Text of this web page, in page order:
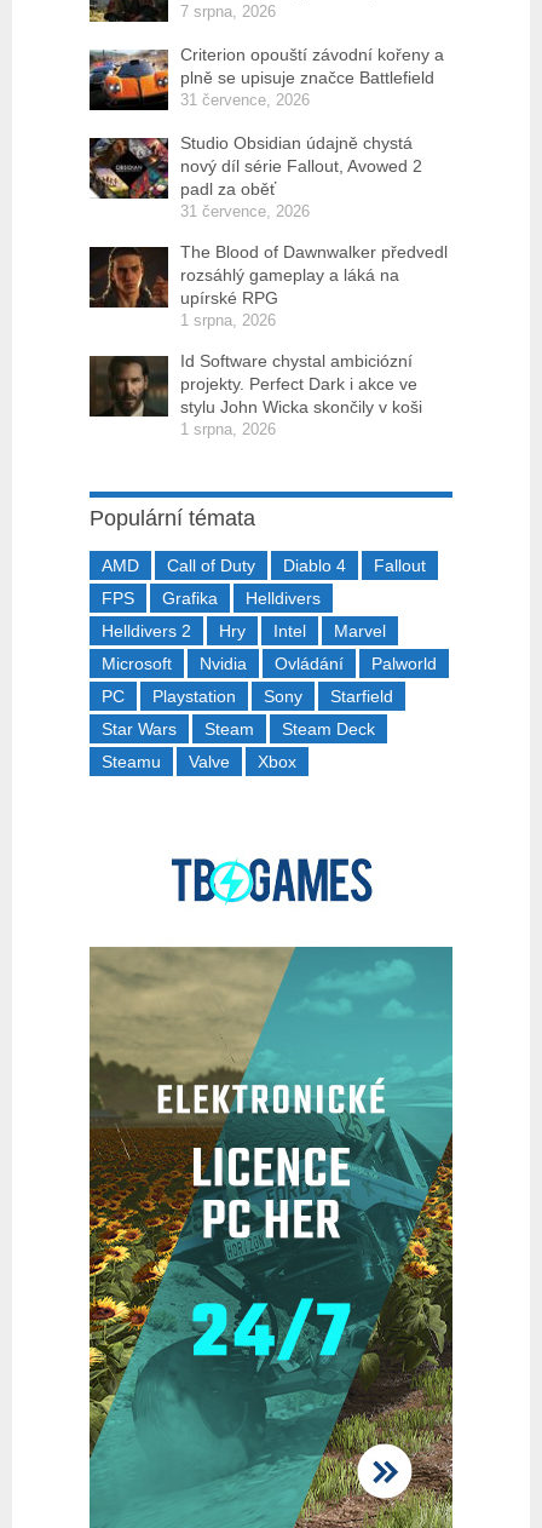
7 srpna, 2026
Criterion opouští závodní kořeny a
plně se upisuje značce Battlefield
31 července, 2026
Studio Obsidian údajně chystá
nový díl série Fallout, Avowed 2
padl za oběť
31 července, 2026
The Blood of Dawnwalker předvedl
rozsáhlý gameplay a láká na
upírské RPG
1 srpna, 2026
Id Software chystal ambiciózní
projekty. Perfect Dark i akce ve
stylu John Wicka skončily v koši
1 srpna, 2026
Populární témata
AMD Call of Duty Diablo 4
Fallout
FPS
Grafika
Helldivers
Helldivers 2
Hry Intel
Marvel
Microsoft
Nvidia Ovládání
Palworld
PC
Playstation Sony
Starfield
Star Wars
Steam
Steam Deck
Steamu
Valve Xbox